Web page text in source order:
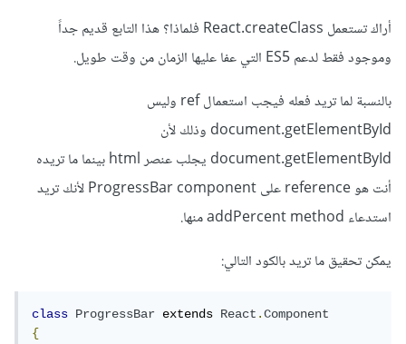
أراك تستعمل React.createClass فلماذا؟ هذا التابع قديم جداً
وموجود فقط لدعم ES5 التي عفا عليها الزمان من وقت طويل.
بالنسبة لما تريد فعله فيجب استعمال ref وليس
document.getElementById وذلك ﻷن
document.getElementById يجلب عنصر html بينما ما تريده
أنت هو reference على ProgressBar component ﻷنك تريد
استدعاء addPercent method منها.
يمكن تحقيق ما تريد بالكود التالي:
class ProgressBar extends React.Component
{